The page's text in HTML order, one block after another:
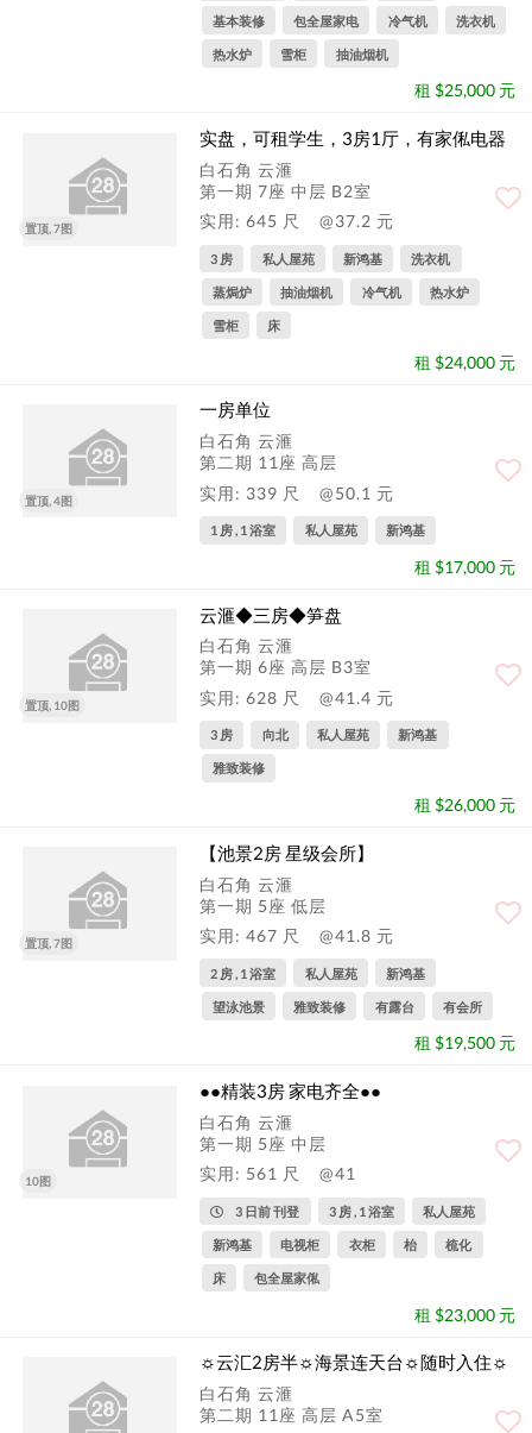
基本装修 包全屋家电 冷气机 洗衣机
热水炉 雪柜 抽油烟机
租 $25,000 元
置顶, 7图
实盘，可租学生，3房1厅，有家俬电器
白石角 云滙
第一期 7座 中层 B2室
实用: 645 尺
@37.2 元
3 房 私人屋苑 新鸿基 洗衣机
蒸焗炉 抽油烟机 冷气机 热水炉
雪柜 床
租 $24,000 元
置顶, 4图
一房单位
白石角 云滙
第二期 11座 高层
实用: 339 尺
@50.1 元
1 房 , 1 浴室 私人屋苑 新鸿基
租 $17,000 元
置顶, 10图
云滙◆三房◆笋盘
白石角 云滙
第一期 6座 高层 B3室
实用: 628 尺
@41.4 元
3 房 向北 私人屋苑 新鸿基
雅致装修
租 $26,000 元
置顶, 7图
【池景2房 星级会所】
白石角 云滙
第一期 5座 低层
实用: 467 尺
@41.8 元
2 房 , 1 浴室 私人屋苑 新鸿基
望泳池景 雅致装修 有露台 有会所
租 $19,500 元
10图
●●精装3房 家电齐全●●
白石角 云滙
第一期 5座 中层
实用: 561 尺
@41
3 日前 刊登 3 房 , 1 浴室 私人屋苑
新鸿基 电视柜 衣柜 枱 梳化
床 包全屋家俬
租 $23,000 元
☼云汇2房半☼海景连天台☼随时入住☼
白石角 云滙
第二期 11座 高层 A5室